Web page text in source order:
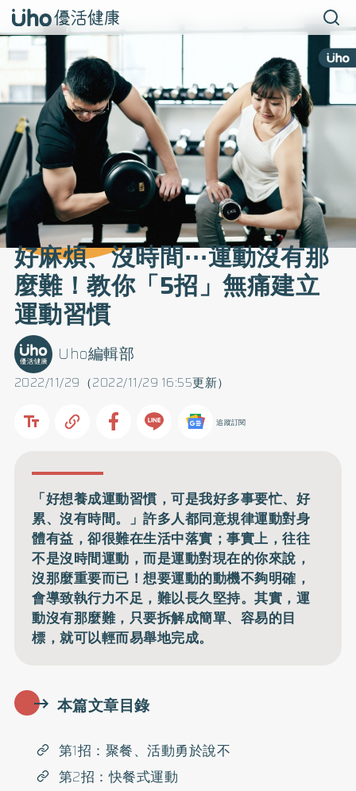
好麻煩、沒時間⋯運動沒有那
麼難！教你「5招」無痛建立
運動習慣
2022/11/29（2022/11/29 16:55更新）
Uho編輯部
追蹤訂閱
「好想養成運動習慣，可是我好多事要忙、好
累、沒有時間。」許多人都同意規律運動對身
體有益，卻很難在生活中落實；事實上，往往
不是沒時間運動，而是運動對現在的你來說，
沒那麼重要而已！想要運動的動機不夠明確，
會導致執行力不足，難以長久堅持。其實，運
動沒有那麼難，只要拆解成簡單、容易的目
標，就可以輕而易舉地完成。
本篇文章目錄
第1招：聚餐、活動勇於說不
第2招：快餐式運動